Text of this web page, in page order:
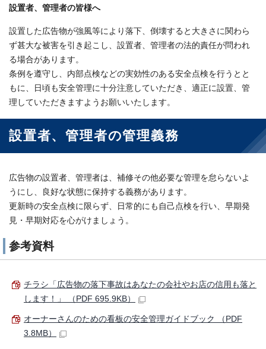
設置者、管理者の皆様へ
設置した広告物が強風等により落下、倒壊すると大きさに関わら
ず甚大な被害を引き起こし、設置者、管理者の法的責任が問われ
る場合があります。
条例を遵守し、内部点検などの実効性のある安全点検を行うとと
もに、日頃も安全管理に十分注意していただき、適正に設置、管
理していただきますようお願いいたします。
設置者、管理者の管理義務
広告物の設置者、管理者は、補修その他必要な管理を怠らないよ
うにし、良好な状態に保持する義務があります。
更新時の安全点検に限らず、日常的にも自己点検を行い、早期発
見・早期対応を心がけましょう。
参考資料
チラシ「広告物の落下事故はあなたの会社やお店の信用も落と
します！」 （PDF 695.9KB）
オーナーさんのための看板の安全管理ガイドブック （PDF
3.8MB）